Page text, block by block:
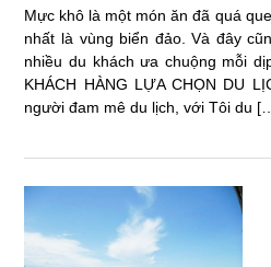
Mực khô là một món ăn đã quá
nhất là vùng biển đảo. Và đây
nhiều du khách ưa chuộng mỗi
KHÁCH HÀNG LỰA CHỌN DU
người đam mê du lịch, với Tôi du